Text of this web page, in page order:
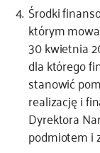
Środki
którym
30 kwietnia
dla którego
stanowić
realizację i
Dyrektora
podmiotem i